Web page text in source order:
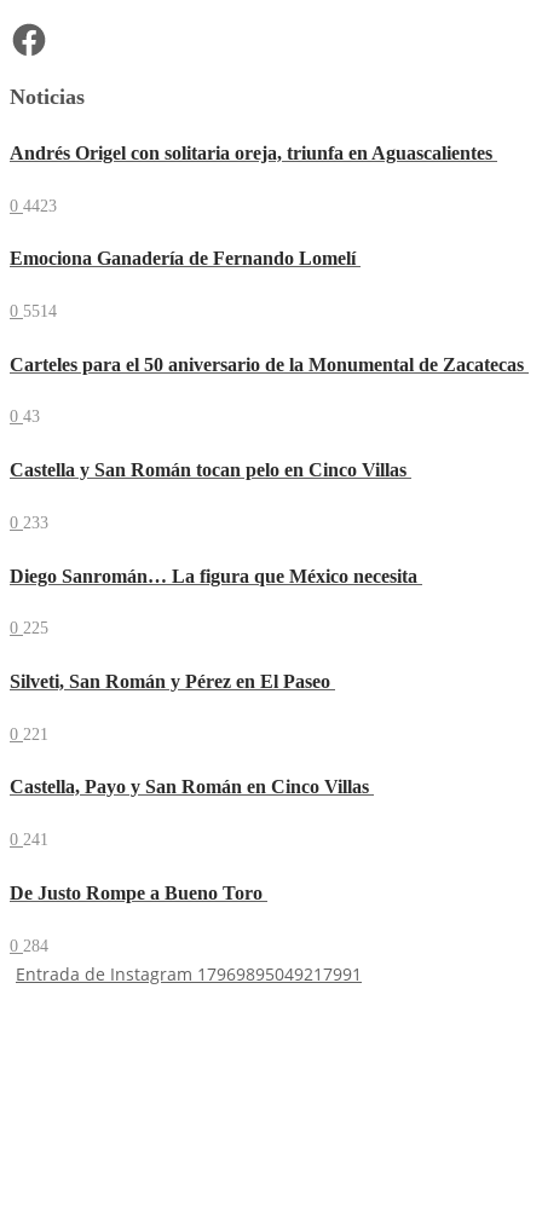
Facebook
Noticias
Andrés Origel con solitaria oreja, triunfa en Aguascalientes
0 4423
Emociona Ganadería de Fernando Lomelí
0 5514
Carteles para el 50 aniversario de la Monumental de Zacatecas
0 43
Castella y San Román tocan pelo en Cinco Villas
0 233
Diego Sanromán… La figura que México necesita
0 225
Silveti, San Román y Pérez en El Paseo
0 221
Castella, Payo y San Román en Cinco Villas
0 241
De Justo Rompe a Bueno Toro
0 284
Entrada de Instagram 17969895049217991